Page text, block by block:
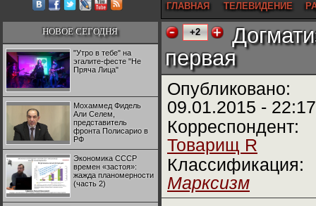
ГЛАВНАЯ ТЕЛЕВИДЕНИЕ
НОВОЕ СЕГОДНЯ
"Утро в тебе" на
эгалите-фесте "Не
Пряча Лица"
Мохаммед Фидель
Али Селем,
представитель
фронта Полисарио в
РФ
Экономика СССР
времен «застоя»:
жажда планомерности
(часть 2)
+2
первая
Опубликовано:
09.01.2015 - 22:17
Корреспондент:
Товарищ R
Классификация:
Марксизм